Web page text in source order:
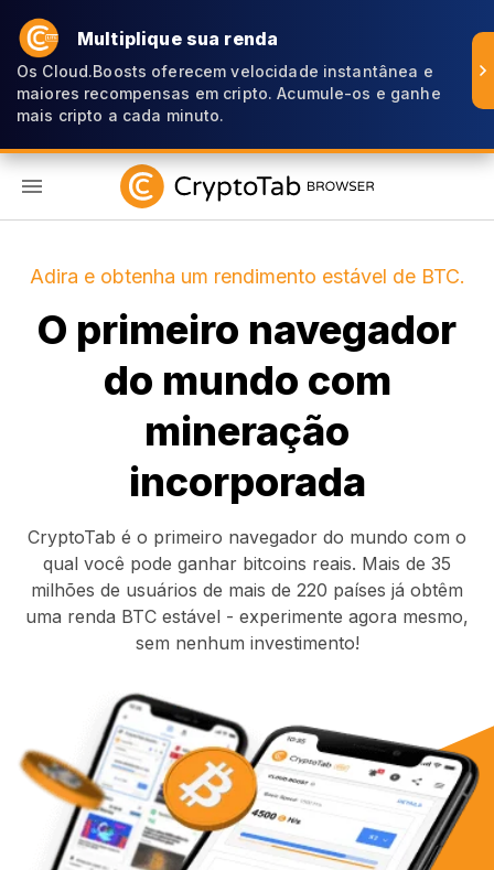
Multiplique sua renda
Os Cloud.Boosts oferecem velocidade instantânea e
maiores recompensas em cripto. Acumule-os e ganhe
mais cripto a cada minuto.
Adira e obtenha um rendimento estável de BTC.
O primeiro navegador
do mundo com
mineração
incorporada
CryptoTab é o primeiro navegador do mundo com o
qual você pode ganhar bitcoins reais. Mais de 35
milhões de usuários de mais de 220 países já obtêm
uma renda BTC estável - experimente agora mesmo,
sem nenhum investimento!